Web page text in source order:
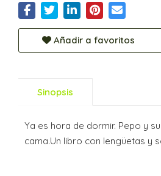
Añadir a favoritos
Sinopsis
Ya es hora de dormir. Pepo y
cama.Un libro con lengüetas y